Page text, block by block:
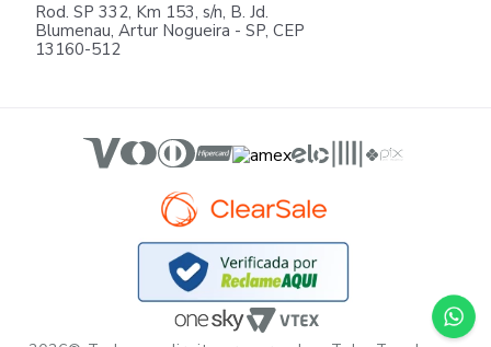
Rod. SP 332, Km 153, s/n, B. Jd.
Blumenau, Artur Nogueira - SP, CEP
13160-512